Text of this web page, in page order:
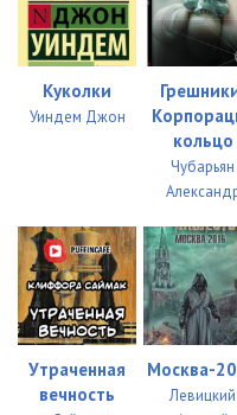
Куколки
Уиндем Джон
кольцо
Чубарьян
Утраченная
вечность
Москва-
Левицкий